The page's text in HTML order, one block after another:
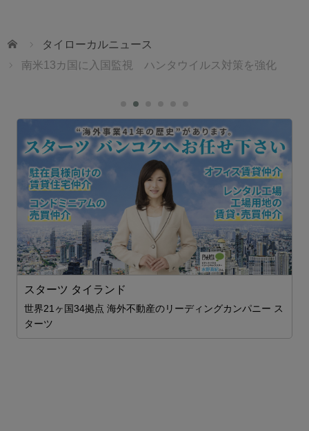
ホーム
タイローカルニュース
南米13カ国に入国監視 ハンタウイルス対策を強化
スターツ タイランド
世界21ヶ国34拠点 海外不動産のリーディングカンパニー ス
ターツ